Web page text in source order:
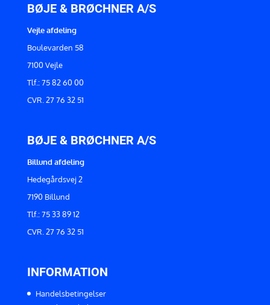
BØJE & BRØCHNER A/S
Vejle afdeling
Boulevarden 58
7100 Vejle
Tlf.: 75 82 60 00
CVR. 27 76 32 51
BØJE & BRØCHNER A/S
Billund afdeling
Hedegårdsvej 2
7190 Billund
Tlf.: 75 33 89 12
CVR. 27 76 32 51
INFORMATION
Handelsbetingelser